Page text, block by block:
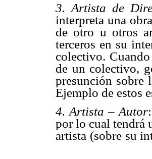
3. Artista de
interpreta una
de otro u otros
terceros en su
colectivo.
de un colectivo,
presunción sobre
Ejemplo de estos
4. Artista – Autor
por lo cual tendrá
artista (sobre su